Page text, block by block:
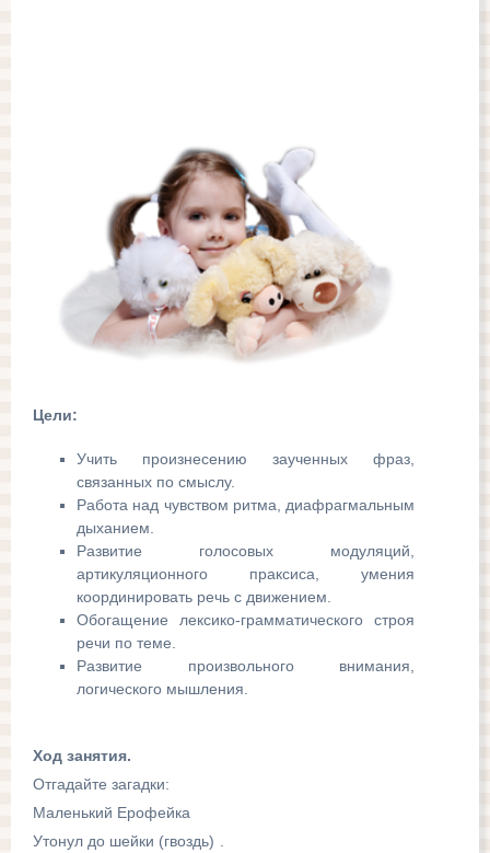
Цели:
Учить произнесению заученных фраз,
связанных по смыслу.
Работа над чувством ритма, диафрагмальным
дыханием.
Развитие голосовых модуляций,
артикуляционного праксиса, умения
координировать речь с движением.
Обогащение лексико-грамматического строя
речи по теме.
Развитие произвольного внимания,
логического мышления.
Ход занятия.
Отгадайте загадки:
Маленький Ерофейка
Утонул до шейки (гвоздь) .